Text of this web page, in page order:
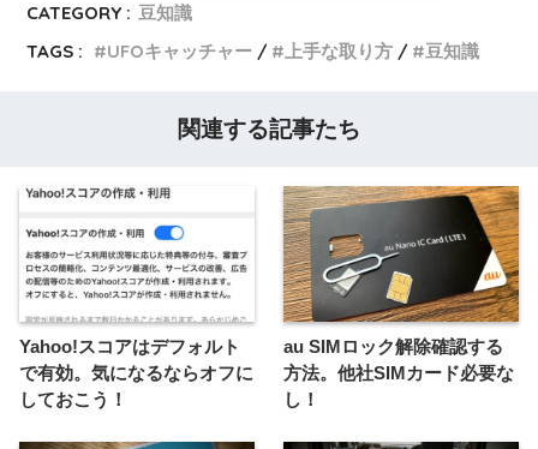
CATEGORY : 豆知識
TAGS :
UFOキャッチャー 上手な取り方 豆知識
関連する記事たち
Yahoo!スコアはデフォルト
で有効。気になるならオフに
しておこう！
au SIMロック解除確認する
方法。他社SIMカード必要な
し！